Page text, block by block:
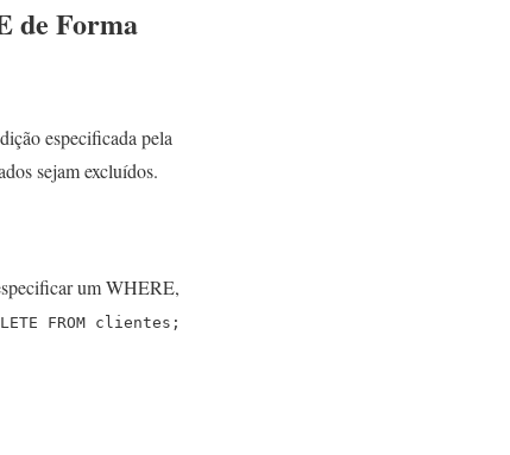
de Forma
especificada pela
sejam excluídos.
um WHERE,
FROM clientes;